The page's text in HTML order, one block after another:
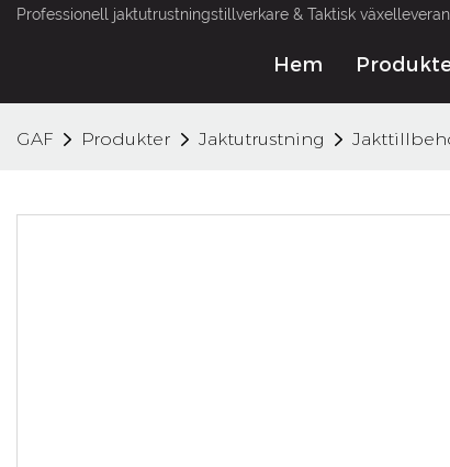
Professionell jaktutrustningstillverkare & Taktisk
Hem
GAF Produkter Jaktutrustning